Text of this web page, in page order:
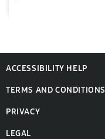
ACCESSIBILITY HELP
TERMS AND CONDITIONS
PRIVACY
LEGAL